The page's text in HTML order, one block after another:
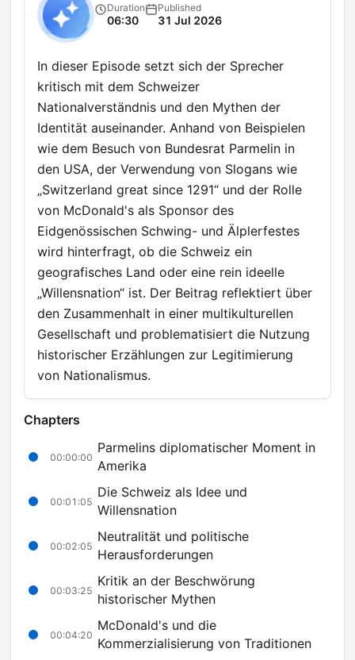
Duration
06:30
Published
31 Jul 2026
In dieser Episode setzt sich der Sprecher
kritisch mit dem Schweizer
Nationalverständnis und den Mythen der
Identität auseinander. Anhand von Beispielen
wie dem Besuch von Bundesrat Parmelin in
den USA, der Verwendung von Slogans wie
„Switzerland great since 1291“ und der Rolle
von McDonald's als Sponsor des
Eidgenössischen Schwing- und Älplerfestes
wird hinterfragt, ob die Schweiz ein
geografisches Land oder eine rein ideelle
„Willensnation“ ist. Der Beitrag reflektiert über
den Zusammenhalt in einer multikulturellen
Gesellschaft und problematisiert die Nutzung
historischer Erzählungen zur Legitimierung
von Nationalismus.
Chapters
00:00:00
Parmelins diplomatischer Moment in
Amerika
00:01:05
Die Schweiz als Idee und
Willensnation
00:02:05
Neutralität und politische
Herausforderungen
00:03:25
Kritik an der Beschwörung
historischer Mythen
00:04:20
McDonald's und die
Kommerzialisierung von Traditionen